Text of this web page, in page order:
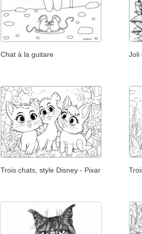
Chat à la guitare Joli
Trois chats, style Disney - Pixar